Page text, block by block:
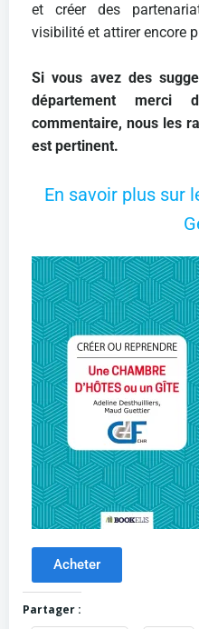
et créer des
visibilité et attirer encore
Si vous avez des
département merci
commentaire, nous les
est pertinent.
En savoir plus sur
Acheter
Partager :